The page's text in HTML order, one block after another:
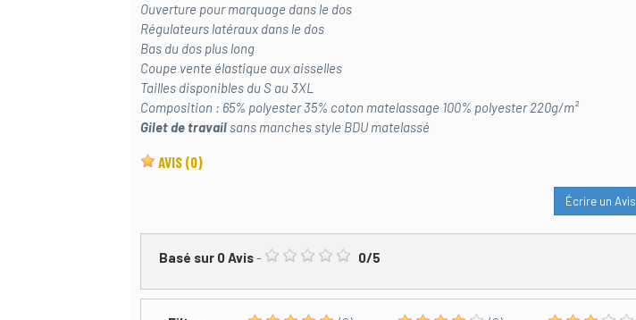
Ouverture pour marquage dans le dos
Régulateurs latéraux dans le dos
Bas du dos plus long
Coupe vente élastique aux aisselles
Tailles disponibles du S au 3XL
Composition : 65% polyester 35% coton matelassage 100% polyester 220g/m²
Gilet de travailsans manches style BDU matelassé
AVIS (0)
Écrire un Avis
Basé sur 0Avis- 0/5